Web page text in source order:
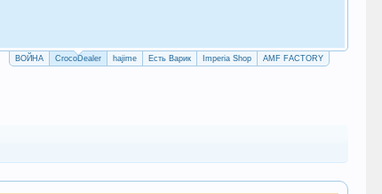
ВОЙНА CrocoDealer hajime Есть Варик Imperia Shop AMF FACTORY